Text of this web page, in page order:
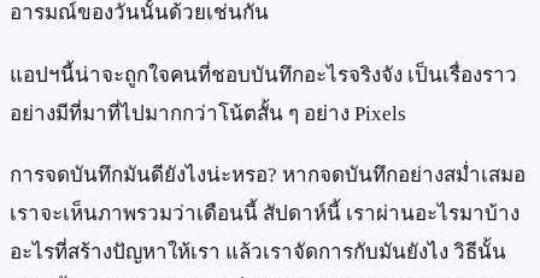
อารมณ์ของวันนั้นด้วยเช่นกัน
แอปฯนี้น่าจะถูกใจคนที่ชอบบันทึกอะไรจริงจัง เป็นเรื่องราว
อย่างมีที่มาที่ไปมากกว่าโน้ตสั้น ๆ อย่าง Pixels
การจดบันทึกมันดียังไงน่ะหรอ? หากจดบันทึกอย่างสม่ำเสมอ
เราจะเห็นภาพรวมว่าเดือนนี้ สัปดาห์นี้ เราผ่านอะไรมาบ้าง
อะไรที่สร้างปัญหาให้เรา แล้วเราจัดการกับมันยังไง วิธีนั้น